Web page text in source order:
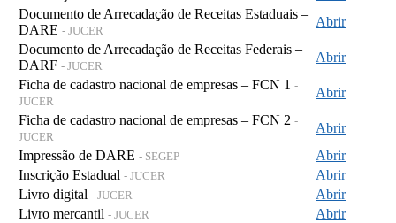
Documento de Arrecadação de Receitas Estaduais –
DARE - JUCER
Abrir
Documento de Arrecadação de Receitas Federais –
DARF - JUCER
Abrir
Ficha de cadastro nacional de empresas – FCN 1 -
JUCER
Abrir
Ficha de cadastro nacional de empresas – FCN 2 -
JUCER
Abrir
Impressão de DARE - SEGEP
Abrir
Inscrição Estadual - JUCER
Abrir
Livro digital - JUCER
Abrir
Livro mercantil - JUCER
Abrir